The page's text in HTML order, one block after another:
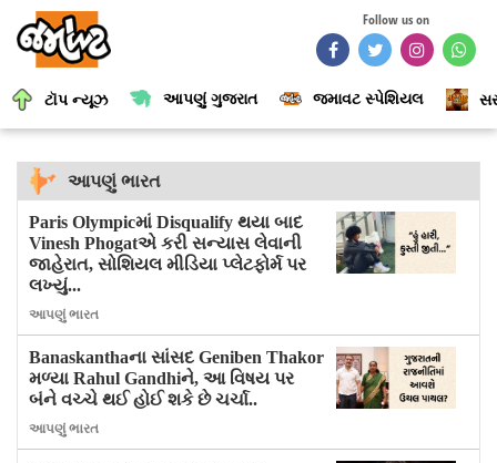
Follow us on
ટૉપ ન્યૂઝ આપણું ગુજરાત જમાવટ સ્પેશિયલ
આપણું ભારત
Paris Olympicમાં Disqualify થયા બાદ
Vinesh Phogatએ કરી સન્યાસ લેવાની
જાહેરાત, સોશિયલ મીડિયા પ્લેટફોર્મ પર
લખ્યું...
આપણું ભારત
Banaskanthaના સાંસદ Geniben Thakor
મળ્યા Rahul Gandhiને, આ વિષય પર
બંને વચ્ચે થઈ હોઈ શકે છે ચર્ચા..
આપણું ભારત